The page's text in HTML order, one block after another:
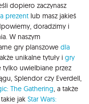
dopiero zaczynasz
prezent lub masz jakieś
doradzimy i
W naszym
gry planszowe dla
unikalne tytuły i gry
tylko uwielbiane przez
Splendor czy Everdell,
The Gathering, a także
jak Star Wars: